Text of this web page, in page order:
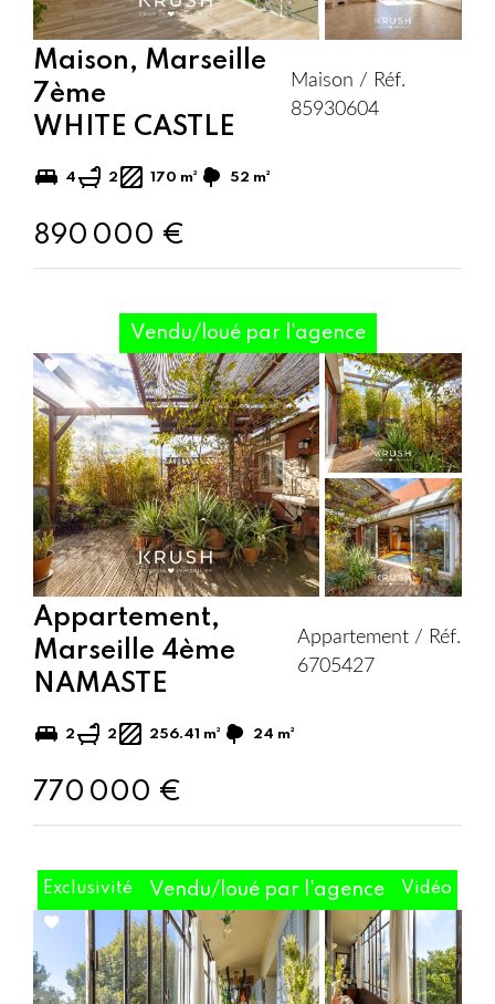
Maison, Marseille
7ème
WHITE CASTLE
Maison / Réf.
85930604
4 2 170 m² 52 m²
890 000 €
Add
to
selection
Vendu/loué par l'agence
Appartement,
Marseille 4ème
NAMASTE
Appartement / Réf.
6705427
2 2 256.41 m² 24 m²
770 000 €
Add
to
Exclusivité Vendu/loué par l'agence Vidéo